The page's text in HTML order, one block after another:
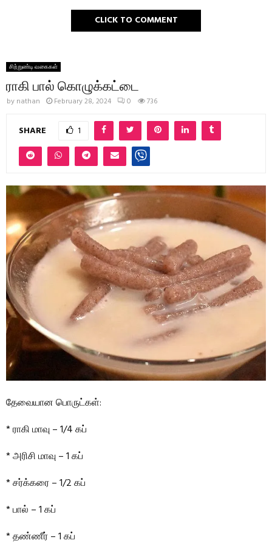
CLICK TO COMMENT
சிற்றுண்டி வகைகள்
ராகி பால் கொழுக்கட்டை
by nathan February 28, 2024 0 736
SHARE 1
தேவையான பொருட்கள்:
* ராகி மாவு – 1/4 கப்
* அரிசி மாவு – 1 கப்
* சர்க்கரை – 1/2 கப்
* பால் – 1 கப்
* தண்ணீர் – 1 கப்